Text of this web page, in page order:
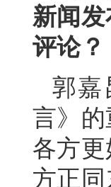
新闻
评论？
郭嘉
言》
各方
方正